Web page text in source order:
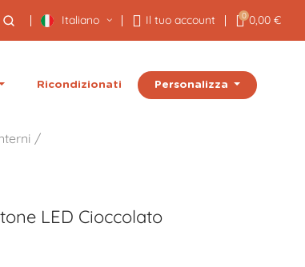
Italiano Il tuo account 0 0,00 €
Ricondizionati Personalizza
LED Cioccolato